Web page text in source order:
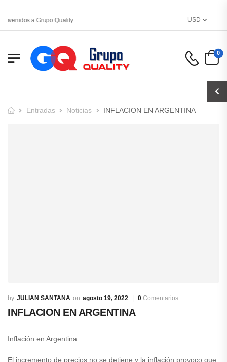
a Grupo Quality USD
0
Entradas Noticias INFLACION EN ARGENTINA
JULIAN SANTANA agosto 19, 2022 0 Comentarios
INFLACION EN ARGENTINA
Inflación en Argentina
El incremento de precios no se detiene y la inflación provoco que